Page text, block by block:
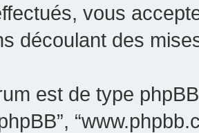
vous
découlant des
est de type phpBB